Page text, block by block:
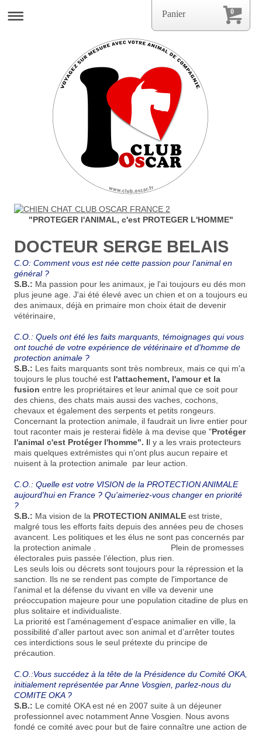
"PROTEGER l'ANIMAL, c'est PROTEGER L'HOMME"
DOCTEUR SERGE BELAIS
C.O: Comment vous est née cette passion pour l'animal en
général ?
S.B.: Ma passion pour les animaux, je l'ai toujours eu dés mon
plus jeune age. J'ai été élevé avec un chien et on a toujours eu
des animaux, déjà en primaire mon choix était de devenir
vétérinaire,
C.O.: Quels ont été les faits marquants, témoignages qui vous
ont touché de votre expérience de vétérinaire et d'homme de
protection animale ?
S.B.: Les faits marquants sont très nombreux, mais ce qui m'a
toujours le plus touché est l'attachement, l'amour et la
fusion entre les propriétaires et leur animal que ce soit pour
des chiens, des chats mais aussi des vaches, cochons,
chevaux et également des serpents et petits rongeurs.
Concernant la protection animale, il faudrait un livre entier pour
tout raconter mais je resterai fidèle à ma devise que "Protéger
l'animal c'est Protéger l'homme". Il y a les vrais protecteurs
mais quelques extrémistes qui n'ont plus aucun repaire et
nuisent à la protection animale par leur action.
C.O.: Quelle est votre VISION de la PROTECTION ANIMALE
aujourd'hui en France ? Qu'aimeriez-vous changer en priorité
?
S.B.: Ma vision de la PROTECTION ANIMALE est triste,
malgré tous les efforts faits depuis des années peu de choses
avancent. Les politiques et les élus ne sont pas concernés par
la protection animale . Plein de promesses
électorales puis passée l’élection, plus rien.
Les seuls lois ou décrets sont toujours pour la répression et la
sanction. Ils ne se rendent pas compte de l'importance de
l'animal et la défense du vivant en ville va devenir une
préoccupation majeure pour une population citadine de plus en
plus solitaire et individualiste.
La priorité est l’aménagement d'espace animalier en ville, la
possibilité d'aller partout avec son animal et d’arrêter toutes
ces interdictions sous le seul prétexte du principe de
précaution.
C.O.:Vous succédez à la tête de la Présidence du Comité OKA,
initialement représentée par Anne Vosgien, parlez-nous du
COMITE OKA ?
S.B.: Le comité OKA est né en 2007 suite à un déjeuner
professionnel avec notamment Anne Vosgien. Nous avons
fondé ce comité avec pour but de faire connaître une action de
0
Panier